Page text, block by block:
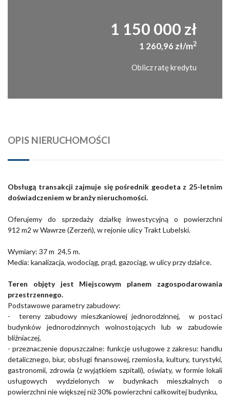
1 150 000 zł
1 260,96 zł/m2
Oblicz ratę kredytu
OPIS NIERUCHOMOŚCI
Obsługą transakcji zajmuje się pośrednik geodeta z 25-letnim
doświadczeniem w branży nieruchomości.
Oferujemy do sprzedaży działkę inwestycyjną o powierzchni
912 m2 w Wawrze (Zerzeń), w rejonie ulicy Trakt Lubelski.
Wymiary: 37 m 24,5 m.
Media: kanalizacja, wodociąg, prąd, gazociąg, w ulicy przy działce.
Teren objęty jest Miejscowym planem zagospodarowania
przestrzennego.
Podstawowe parametry zabudowy:
- tereny zabudowy mieszkaniowej jednorodzinnej, w postaci
budynków jednorodzinnych wolnostojących lub w zabudowie
bliźniaczej,
- przeznaczenie dopuszczalne: funkcje usługowe z zakresu: handlu
detalicznego, biur, obsługi finansowej, rzemiosła, kultury, turystyki,
gastronomii, zdrowia (z wyjątkiem szpitali), oświaty, w formie lokali
usługowych wydzielonych w budynkach mieszkalnych o
powierzchni nie większej niż 30% powierzchni całkowitej budynku,